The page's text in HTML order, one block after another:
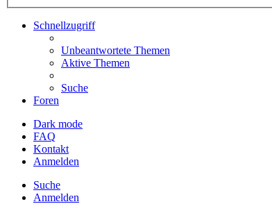
Schnellzugriff
Unbeantwortete Themen
Aktive Themen
Suche
Foren
Dark mode
FAQ
Kontakt
Anmelden
Suche
Anmelden